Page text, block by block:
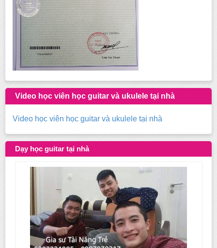
Video học viên học guitar và ukulele tại nhà
Video học viên học guitar và ukulele tại nhà
Dạy học guitar tại nhà